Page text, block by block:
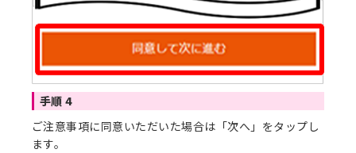
手順 4
ご注意事項に同意いただいた場合は「次へ」をタップし
ます。